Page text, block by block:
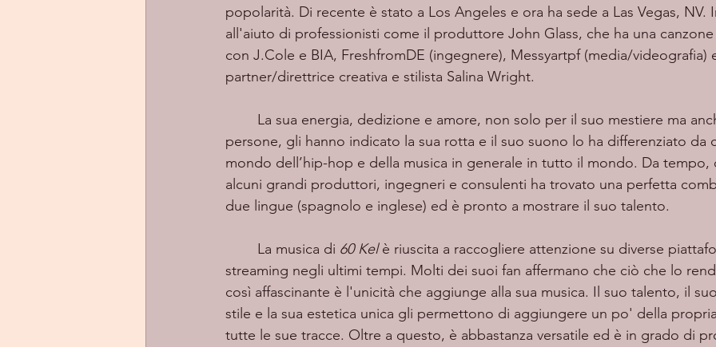
popolarità. Di recente è stato a Los Angeles e ora ha sede a Las Vegas, NV.
all'aiuto di professionisti come il produttore John Glass, che ha una
con J.Cole e BIA, FreshfromDE (ingegnere), Messyartpf (media/videografia)
partner/direttrice creativa e stilista Salina Wright.
persone, gli hanno indicato la sua rotta e il suo suono lo ha differenziato da
mondo dell’hip-hop e della musica in generale in tutto il mondo. Da tempo,
alcuni grandi produttori, ingegneri e consulenti ha trovato una perfetta
due lingue (spagnolo e inglese) ed è pronto a mostrare il suo talento.
	La musica di
60 Kel è riuscita a raccogliere attenzione su diverse
streaming negli ultimi tempi. Molti dei suoi fan affermano che ciò che lo
così affascinante è l'unicità che aggiunge alla sua musica. Il suo talento, il
stile e la sua estetica unica gli permettono di aggiungere un po' della
tutte le sue tracce. Oltre a questo, è abbastanza versatile ed è in grado di